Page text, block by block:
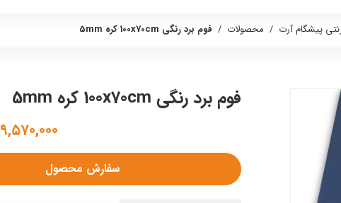
پیشگام آرت / محصولات / فوم برد رنگی 100x70cm کره 5mm
فوم برد رنگی 100x70cm کره 5mm
۹,۵۷۰,۰۰۰ ریال
سفارش محصول